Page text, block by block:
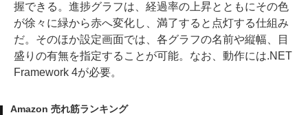
握できる。進捗グラフは、経過率の上昇とともにその色
が徐々に緑から赤へ変化し、満了すると点灯する仕組み
だ。そのほか設定画面では、各グラフの名前や縦幅、目
盛りの有無を指定することが可能。なお、動作には.NET
Framework 4が必要。
Amazon 売れ筋ランキング